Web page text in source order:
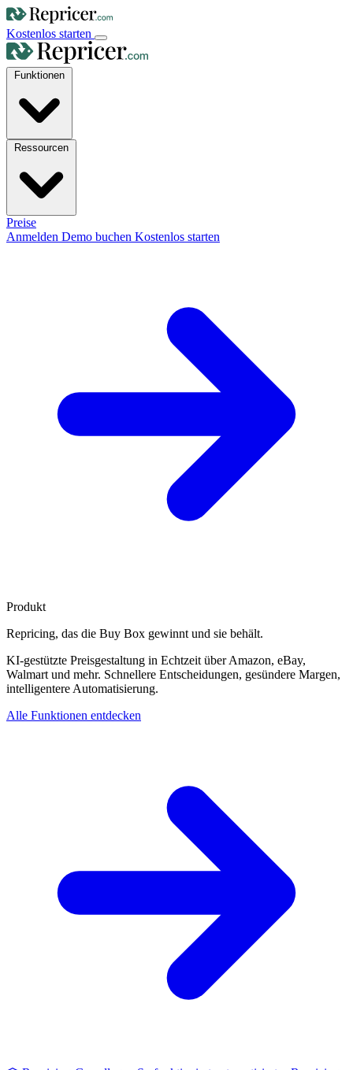
Kostenlos starten
Preise
Anmelden Demo buchen Kostenlos starten
Produkt
Repricing, das die Buy Box gewinnt und sie behält.
KI-gestützte Preisgestaltung in Echtzeit über Amazon, eBay,
Walmart und mehr. Schnellere Entscheidungen, gesündere Margen,
intelligentere Automatisierung.
Alle Funktionen entdecken